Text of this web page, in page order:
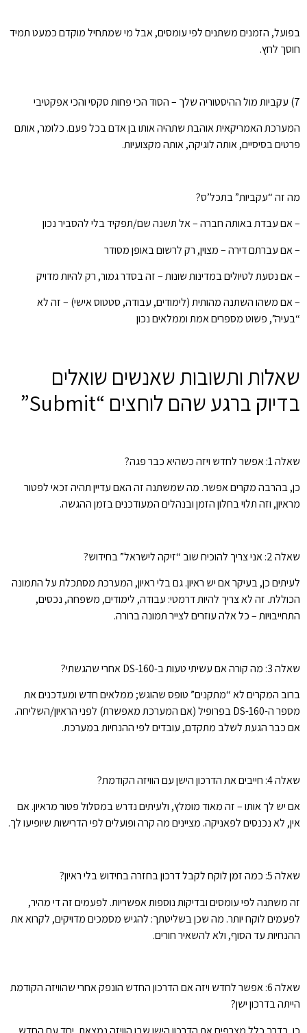
בפועל, הזמנים משתנים לפי עומסים, אבל מי שמתחיל מוקדם כמעט תמיד
חוסך לחץ.
7) עקביות מול ההיסטוריה שלך – הסוד הכי פחות סקסי והכי אפקטיבי
המערכת האמריקאית אוהבת שתהיה אותו בן אדם בכל פעם. כלומר, אותם
פרטים בסיסיים, אותה לוגיקה, אותה מקצועיות.
מה זה “עקביות” בתכל’ס?
– אם עבדת באותה חברה – אל תשנה שם/תפקיד בלי להסביר נכון
– אם עברתם דירה – מצוין, רק לרשום באופן מסודר
– אם נסעת לטיולים במדינות שונות – זה בסדר גמור, רק להיות מדויק
– אם משהו השתנה מהותית (לימודים, עבודה, סטטוס אישי) – זה לא
“בעיה”, פשוט מספרים אמת וממלאים נכון
שאלות ותשובות שאנשים שואלים
בדיוק ברגע שהם לוחצים “Submit”
שאלה 1: אפשר לחדש ויזה כשהיא כבר פגה?
כן, בהרבה מקרים אפשר. מה שמשתנה זה האם עדיין תהיה זכאי לפטור
מראיון, וזה תלוי בחלון הזמן ובנהלים המעודכנים בזמן ההגשה.
שאלה 2: אני צריך להוכיח שוב “זיקה לישראל” בחידוש?
לעיתים כן, בעיקר אם יש ראיון. גם בלי ראיון, המערכת מסתכלת על התמונה
הכוללת. זה לא צריך להיות דרמטי: עבודה, לימודים, משפחה, נכסים,
התחייבויות – כל אלה עוזרים לצייר תמונה ברורה.
שאלה 3: מה קורה אם עשיתי טעות ב-DS-160 אחרי שהגשתי?
ברוב המקרים לא “מתקנים” טופס שהוגש; ממלאים חדש ומעדכנים את
מספר ה-DS-160 בפרופיל (אם המערכת מאפשרת) לפני הראיון/השליחה.
אם כבר הגעת לשלב מתקדם, עובדים לפי ההנחיות במערכת.
שאלה 4: חייבים את הדרכון הישן עם הוויזה הקודמת?
אם יש לך אותו – זה מאוד מומלץ, ולעיתים נדרש במסלול פטור מראיון. אם
אין, לא נכנסים לפאניקה. מציינים מה קרה ופועלים לפי הדרישות שיופיעו לך.
שאלה 5: כמה זמן לוקח לקבל דרכון בחזרה בחידוש בלי ראיון?
זה משתנה לפי עומסים ובדיקות נוספות אפשריות. לפעמים זה די מהיר,
לפעמים לוקח יותר. מה שכן בשליטתך: להגיש מסמכים מדויקים, לקרוא את
ההנחיות עד הסוף, ולא להשאיר חורים.
שאלה 6: אפשר לחדש ויזה אם הדרכון החדש הונפק אחרי שהוויזה הקודמת
הייתה בדרכון ישן?